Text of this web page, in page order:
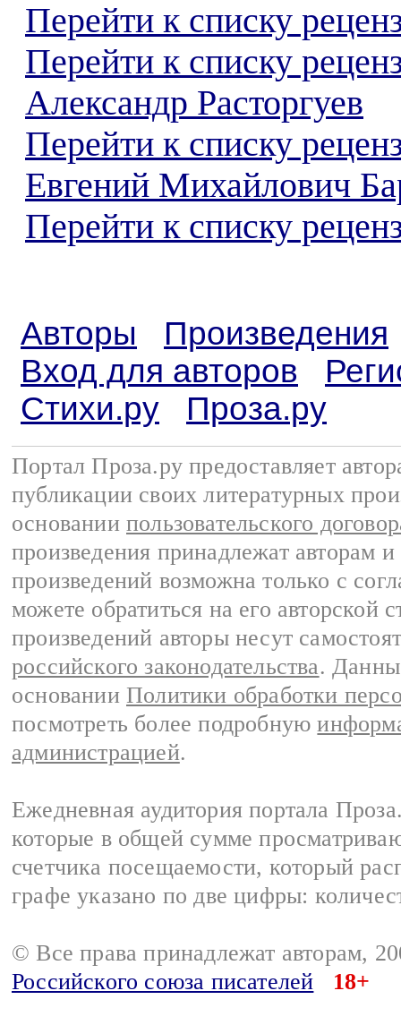
Перейти к списку
Перейти к списку
Александр Расторгуев
Перейти к списку
Евгений Михайлович
Перейти к списку
Авторы
Произведения
Вход для авторов
Стихи.ру
Проза.ру
Портал Проза.ру предоставляет
публикации своих литературных
основании пользовательского
произведения принадлежат авторам
произведений возможна только с
можете обратиться на его авторской
произведений авторы несут
российского законодательства.
основании Политики обработки
посмотреть более подробную
администрацией.
Ежедневная аудитория портала
которые в общей сумме
счетчика посещаемости, который
графе указано по две цифры:
© Все права принадлежат авторам,
Российского союза писателей
18+